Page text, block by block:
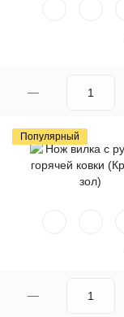
Популярный